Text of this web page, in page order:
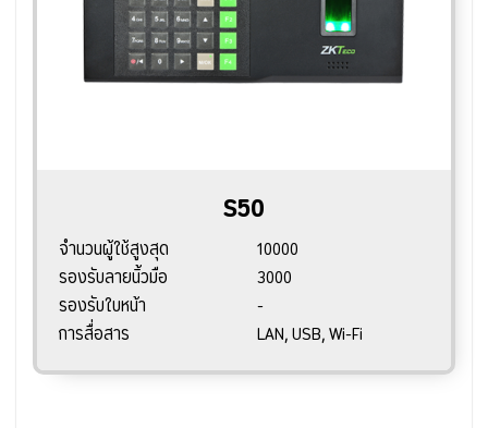
S50
จำนวนผู้ใช้สูงสุด
10000
รองรับลายนิ้วมือ
3000
รองรับใบหน้า
-
การสื่อสาร
LAN, USB, Wi-Fi